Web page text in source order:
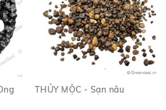
THỦY MỘC - Sạn nâu